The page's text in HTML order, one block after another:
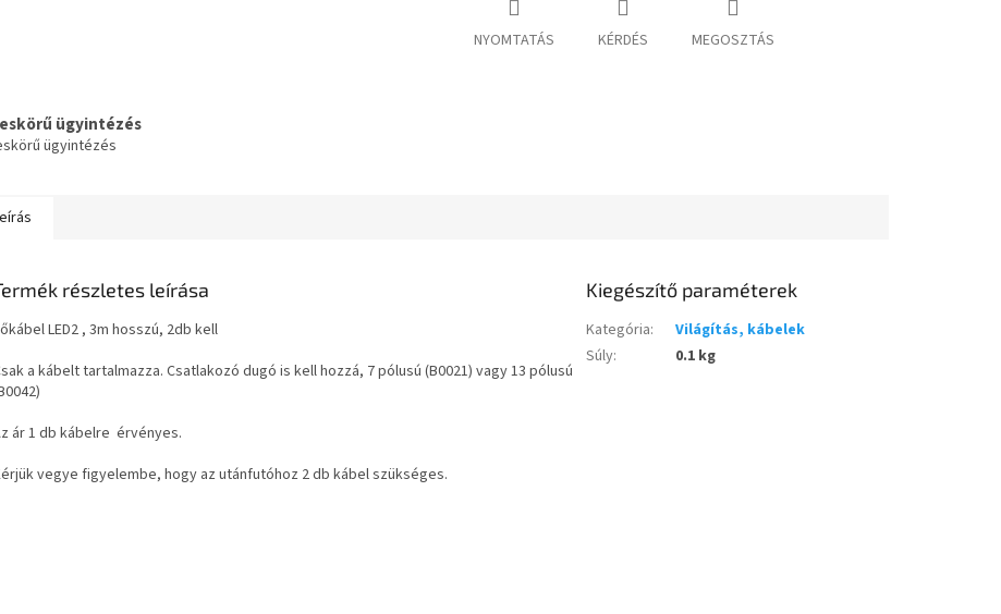
NYOMTATÁS KÉRDÉS MEGOSZTÁS
ügyintézés
ügyintézés
részletes leírása
LED2 , 3m hosszú, 2db kell
a kábelt tartalmazza. Csatlakozó dugó is kell hozzá, 7 pólusú (B0021) vagy 13 pólusú
ár 1 db kábelre érvényes.
vegye figyelembe, hogy az utánfutóhoz 2 db kábel szükséges.
Kiegészítő paraméterek
Kategória:
Világítás, kábelek
Súly: 0.1 kg